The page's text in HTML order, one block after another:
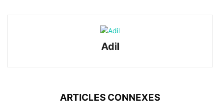
Adil
ARTICLES CONNEXES